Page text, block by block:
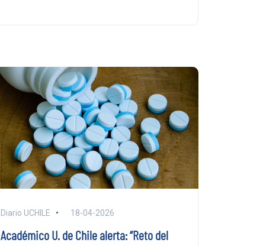
Diario UCHILE 18-04-2026
Académico U. de Chile alerta: “Reto del